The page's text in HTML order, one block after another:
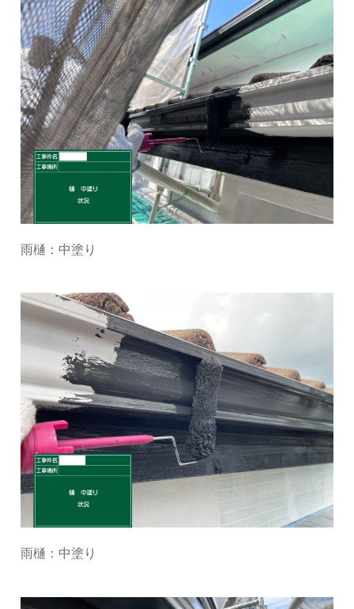
雨樋：中塗り
雨樋：中塗り